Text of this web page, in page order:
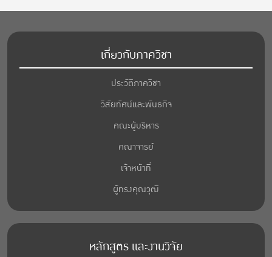
เกี่ยวกับภาควิชา
ประวัติภาควิชา
วิสัยทัศน์และพันธกิจ
คณะผู้บริหาร
คณาจารย์
เจ้าหน้าที่
ผู้ทรงคุณวุฒิ
หลักสูตร และงานวิจัย